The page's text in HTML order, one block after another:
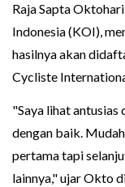
Raja Sapta
Indonesia (KOI),
hasilnya akan
Cycliste
"Saya lihat
dengan baik.
pertama tapi
lainnya," ujar Okto